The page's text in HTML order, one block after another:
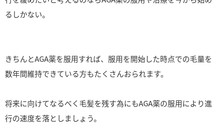
るしかない。
きちんとAGA薬を服用すれば、服用を開始した時点での毛量を
数年間維持できている方もたくさんおられます。
将来に向けてなるべく毛髪を残す為にもAGA薬の服用により進
行の速度を落としましょう。